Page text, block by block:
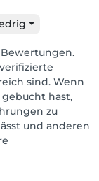
Bewertungen.
sind. Wenn
hast,
zu
und anderen